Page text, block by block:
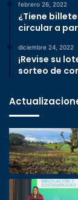
febrero 26, 2022
¿Tiene
circular a
diciembre 24, 2022
¡Revise su
sorteo de